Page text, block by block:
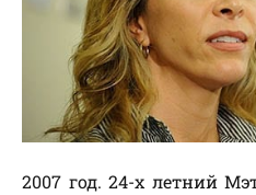
2007 год. 24-х летний